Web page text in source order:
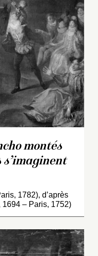
montés
s’imaginent
1782), d’après
– Paris, 1752)